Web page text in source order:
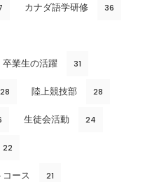
カナダ語学研修 36
卒業生の活躍 31
28 陸上競技部 28
生徒会活動 24
22
コース 21